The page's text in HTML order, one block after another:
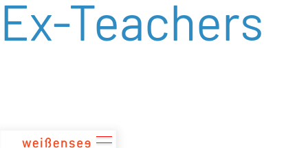
zum
Inhalt
Ex-Teachers